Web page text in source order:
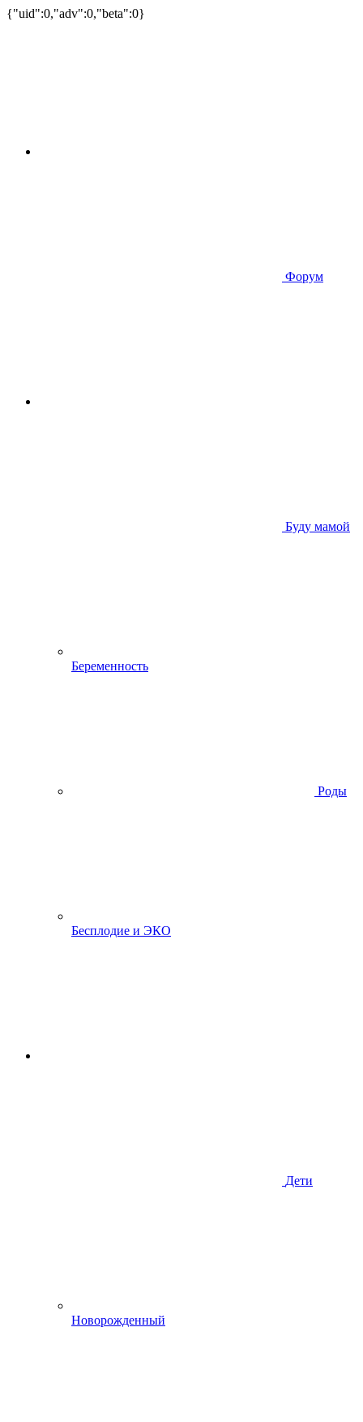
{"uid":0,"adv":0,"beta":0}
Форум
Буду мамой
Беременность
Роды
Бесплодие и ЭКО
Дети
Новорожденный